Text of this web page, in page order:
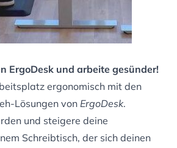
ErgoDesk und arbeite gesünder!
ergonomisch mit den
Lösungen von ErgoDesk.
und steigere deine
Schreibtisch, der sich deinen